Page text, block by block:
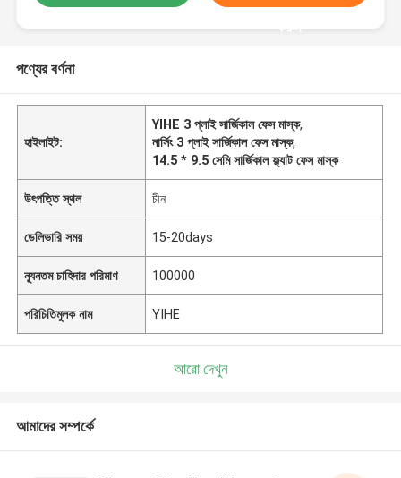
করুন
পণ্যের বর্ণনা
হাইলাইট:
YIHE 3 প্লাই সার্জিকাল ফেস মাস্ক,
নার্সিং 3 প্লাই সার্জিকাল ফেস মাস্ক,
14.5 * 9.5 সেমি সার্জিকাল ফ্ল্যাট ফেস মাস্ক
উৎপত্তি স্থল চীন
ডেলিভারি সময় 15-20days
ন্যূনতম চাহিদার পরিমাণ 100000
পরিচিতিমুলক নাম YIHE
আরো দেখুন
আমাদের সম্পর্কে